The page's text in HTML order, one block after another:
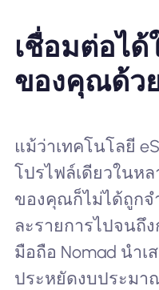
เชื่อมต่อไ
ของคุณด้ว
แม้ว่าเทคโนโลยี
โปรไฟล์เดียวในห
ของคุณก็ไม่ได้ถูกจ
ละรายการไปจนถึ
มือถือ Nomad นำ
ประหยัดงบประมา